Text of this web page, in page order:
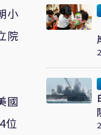
小
院
國
位